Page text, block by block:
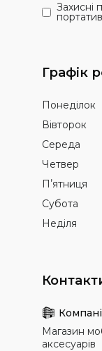
Захисні
Графік
Понеділок
Вівторок
Середа
Четвер
Пʼятниця
Субота
Неділя
Магазин
аксесуарів